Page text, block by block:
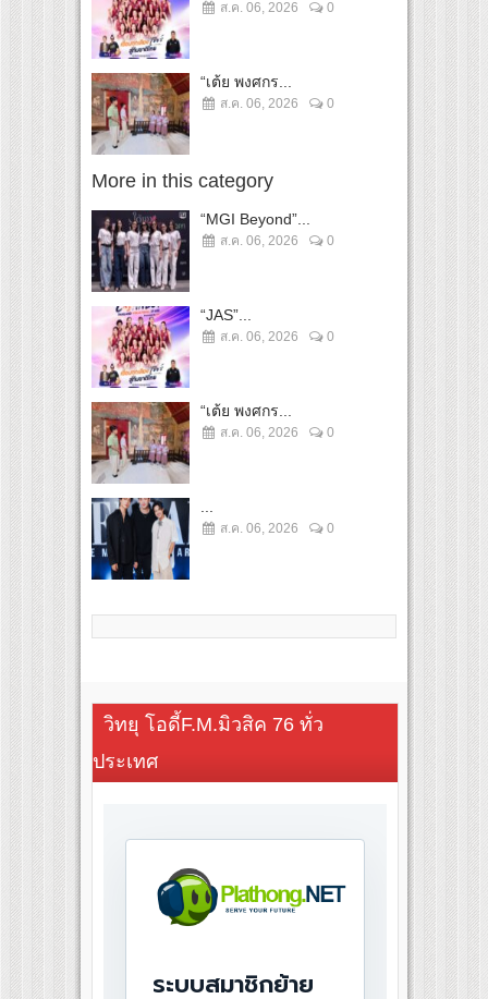
ส.ค. 06, 2026 0
“เต้ย พงศกร...
ส.ค. 06, 2026 0
More in this category
“MGI Beyond”...
ส.ค. 06, 2026 0
“JAS”...
ส.ค. 06, 2026 0
“เต้ย พงศกร...
ส.ค. 06, 2026 0
...
ส.ค. 06, 2026 0
วิทยุ โอดี้F.M.มิวสิค 76 ทั่ว
ประเทศ